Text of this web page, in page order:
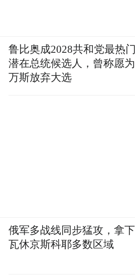
鲁比奥成2028共和党最热门
潜在总统候选人，曾称愿为
万斯放弃大选
俄军多战线同步猛攻，拿下
瓦休京斯科耶多数区域